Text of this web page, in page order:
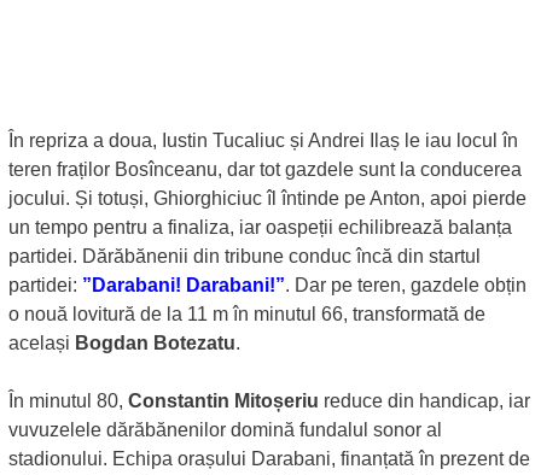
În repriza a doua, Iustin Tucaliuc și Andrei Ilaș le iau locul în
teren fraților Bosînceanu, dar tot gazdele sunt la conducerea
jocului. Și totuși, Ghiorghiciuc îl întinde pe Anton, apoi pierde
un tempo pentru a finaliza, iar oaspeții echilibrează balanța
partidei. Dărăbănenii din tribune conduc încă din startul
partidei: ”Darabani! Darabani!”. Dar pe teren, gazdele obțin
o nouă lovitură de la 11 m în minutul 66, transformată de
același Bogdan Botezatu.
În minutul 80, Constantin Mitoșeriu reduce din handicap, iar
vuvuzelele dărăbănenilor domină fundalul sonor al
stadionului. Echipa orașului Darabani, finanțată în prezent de